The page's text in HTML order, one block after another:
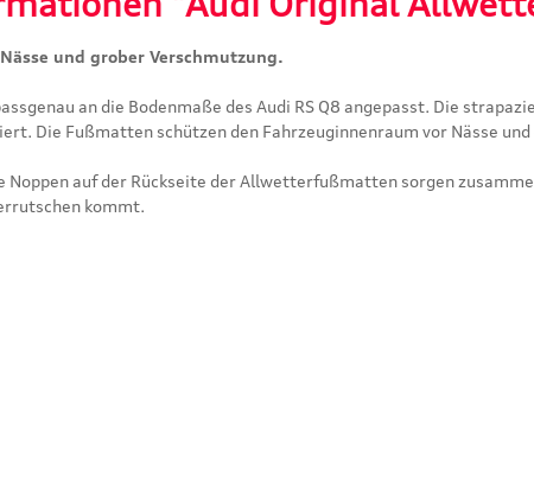
und grober Verschmutzung.
an die Bodenmaße des Audi RS Q8 angepasst. Die
Die Fußmatten schützen den Fahrzeuginnenraum vor Nässe
Noppen auf der Rückseite der Allwetterfußmatten sorgen
kommt.